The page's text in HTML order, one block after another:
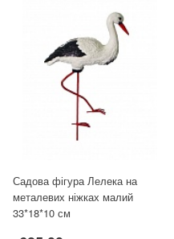
Садова фігура Лелека на
металевих ніжках малий
33*18*10 см